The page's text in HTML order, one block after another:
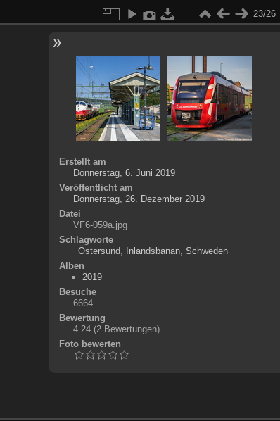
23/26
Erstellt am
Donnerstag, 6. Juni 2019
Veröffentlicht am
Donnerstag, 26. Dezember 2019
Datei
VF6-059a.jpg
Schlagworte
_Östersund, Inlandsbanan, Schweden
Alben
2019
Besuche
6664
Bewertung
4.24 (2 Bewertungen)
Foto bewerten